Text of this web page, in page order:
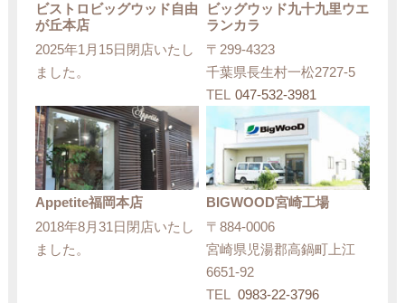
ビストロビッグウッド自由
が丘本店
2025年1月15日閉店いたし
ました。
ビッグウッド九十九里ウエ
ランカラ
〒299-4323
千葉県長生村一松2727-5
TEL 047-532-3981
Appetite福岡本店
2018年8月31日閉店いたし
ました。
BIGWOOD宮崎工場
〒884-0006
宮崎県児湯郡高鍋町上江
6651-92
TEL
0983-22-3796